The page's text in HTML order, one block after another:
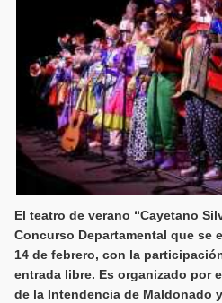
El teatro de verano “Cayetano
Concurso Departamental que se
14 de febrero, con la
entrada libre. Es organizado por
de la Intendencia de Maldonado